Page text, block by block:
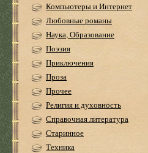
Компьютеры и Интернет
Любовные романы
Наука, Образование
Поэзия
Приключения
Проза
Прочее
Религия и духовность
Справочная литература
Старинное
Техника